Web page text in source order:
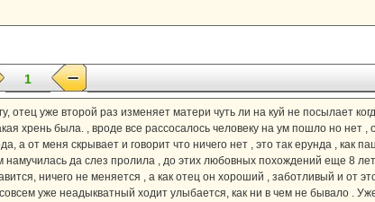
1
отец уже второй раз изменяет матери чуть ли на куй не посылает
хрень была. , вроде все рассосалось человеку на ум пошло но нет ,
а от меня скрывает и говорит что ничего нет , это так ерунда , как
намучилась да слез пролила , до этих любовных похождений еще 8
ничего не меняется , а как отец он хороший , заботливый и от
уже неадыкватный ходит улыбается, как ни в чем не бывало .